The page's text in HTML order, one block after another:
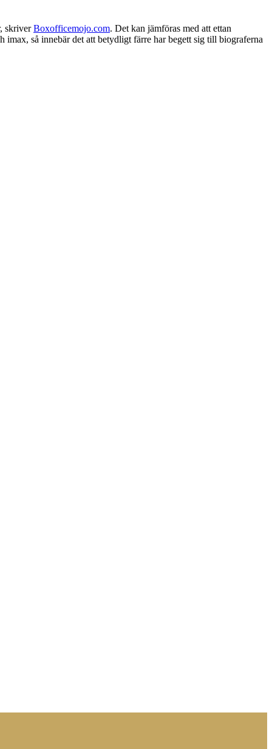
skriverBoxofficemojo.com. Det kan jämföras med att ettan
så innebär det att betydligt färre har begett sig till biograferna